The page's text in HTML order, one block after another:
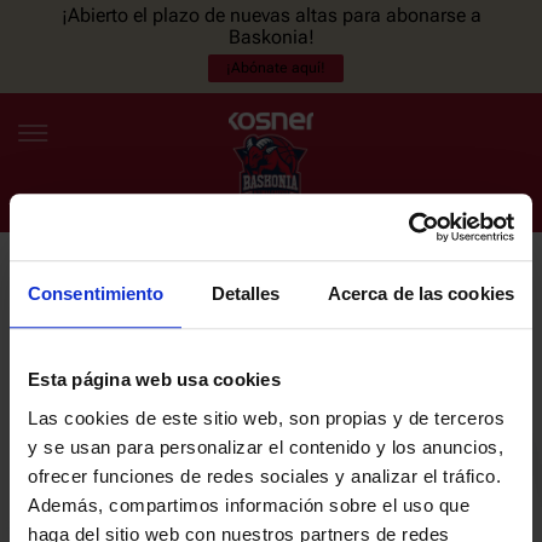
Consentimiento Detalles Acerca de las cookies
Esta página web usa cookies
Las cookies de este sitio web, son propias y de terceros
y se usan para personalizar el contenido y los anuncios,
ofrecer funciones de redes sociales y analizar el tráfico.
Además, compartimos información sobre el uso que
haga del sitio web con nuestros partners de redes
¡Abierto el plazo de nuevas altas para abonarse a
Baskonia!
¡Abónate aquí!
ES EU
NOTICIAS
PLANTILLA
ENTRADAS
NEWSLETTER
últimas noticias y promociones del club.
Email
He leído y acepto laPolítica de privacidaddel SASKI BASKONIA